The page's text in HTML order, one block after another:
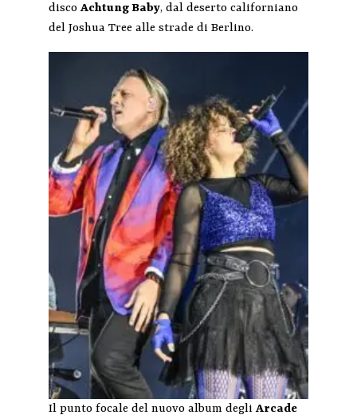
discoAchtung Baby, dal deserto californiano
del Joshua Tree alle strade di Berlino.
Il punto focale del nuovo album degliArcade